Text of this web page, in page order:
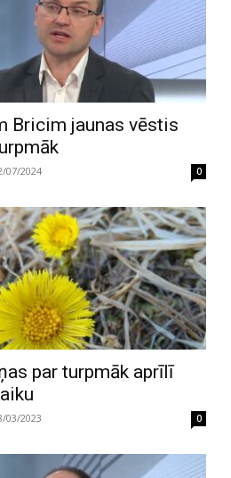
Bricim jaunas vēstis
07/2024 0
par turpmāk aprīlī
03/2023 0